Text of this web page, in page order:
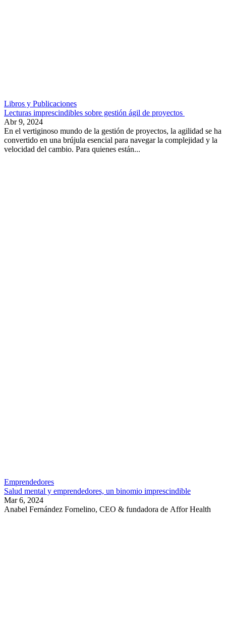
Libros y Publicaciones
Lecturas imprescindibles sobre gestión ágil de proyectos
Abr 9, 2024
En el vertiginoso mundo de la gestión de proyectos, la agilidad se ha
convertido en una brújula esencial para navegar la complejidad y la
velocidad del cambio. Para quienes están...
Emprendedores
Salud mental y emprendedores, un binomio imprescindible
Mar 6, 2024
Anabel Fernández Fornelino, CEO & fundadora de Affor Health